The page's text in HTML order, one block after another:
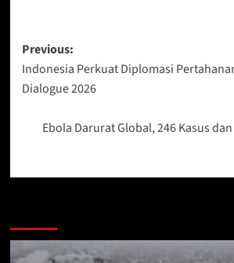
Post
navigation
Previous:
Indonesia Perkuat Diplomasi
Dialogue 2026
Ebola Darurat Global, 246 Kasus